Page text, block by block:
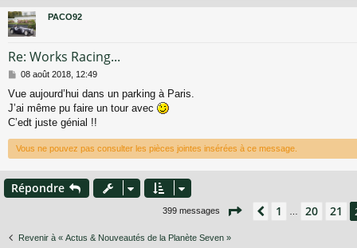
PACO92
Re: Works Racing...
M
s
s
a
e
08 août 2018, 12:49
Vue aujourd’hui dans un parking à Paris.
J’ai même pu faire un tour avec
C’edt juste génial !!
Vous ne pouvez pas consulter les pièces jointes insérées à ce message.
Répondre
399 messages Page 22 sur27
Précédent
1 20 21
Revenir à « Actus & Nouveautés de la Planète Seven »